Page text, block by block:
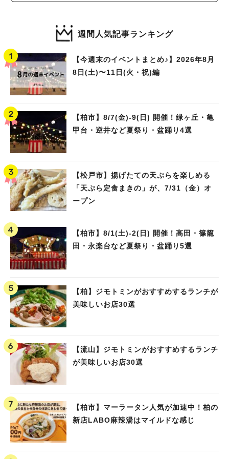
週間人気記事ランキング
【今週末のイベントまとめ♪】2026年8月
8日(土)〜11日(火・祝)編
【柏市】8/7(金)‐9(日) 開催！緑ヶ丘・亀
甲台・逆井など夏祭り・盆踊り4選
【松戸市】揚げたての天ぷらを楽しめる
「天ぷら定食まきの」が、7/31（金）オ
ープン
【柏市】8/1(土)‐2(日) 開催！高田・篠籠
田・永楽台など夏祭り・盆踊り5選
【柏】ジモトミンがおすすめするランチが
美味しいお店30選
【流山】ジモトミンがおすすめするランチ
が美味しいお店30選
【柏市】マーラータン人気が加速中！柏の
新店LABO麻辣湯はマイルドな感じ